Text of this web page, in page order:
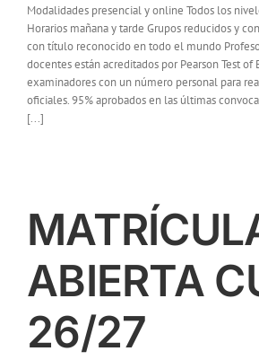
Modalidades presencial y online Todos los
Horarios mañana y tarde Grupos reducidos y
con título reconocido en todo el mundo
docentes están acreditados por Pearson Test of
examinadores con un número personal para
oficiales. 95% aprobados en las últimas
[...]
ABIERTA
26/27